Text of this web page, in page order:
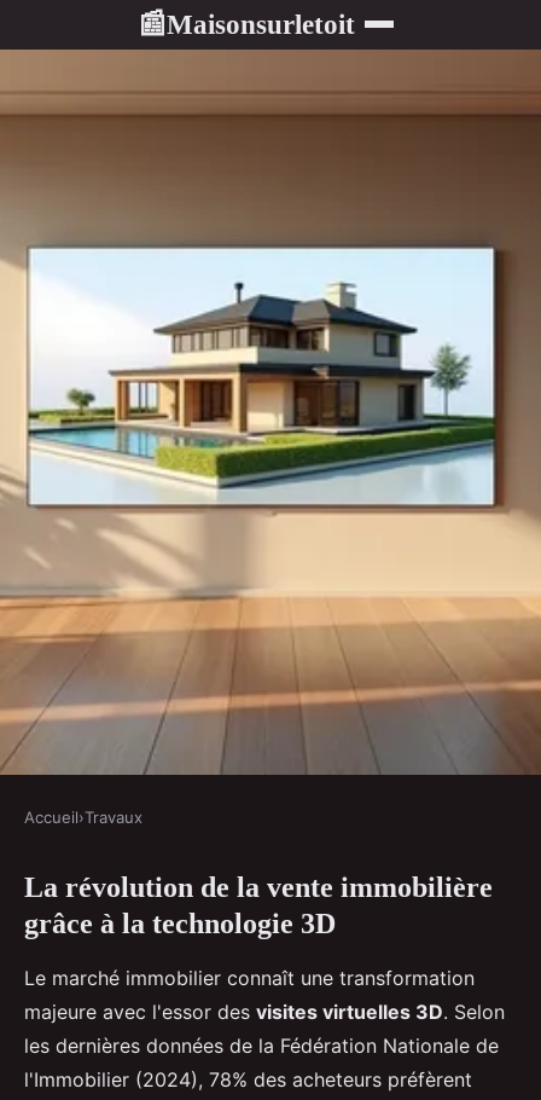
📰Maisonsurletoit
Vendre un bien immobilier :
transformez votre expérience
avec 3d
Sohan 20 décembre 2025 • 7 min de lecture
Accueil›Travaux
La révolution de la vente immobilière
grâce à la technologie 3D
Le marché immobilier connaît une transformation
majeure avec l'essor des visites virtuelles 3D. Selon
les dernières données de la Fédération Nationale de
l'Immobilier (2024), 78% des acheteurs préfèrent